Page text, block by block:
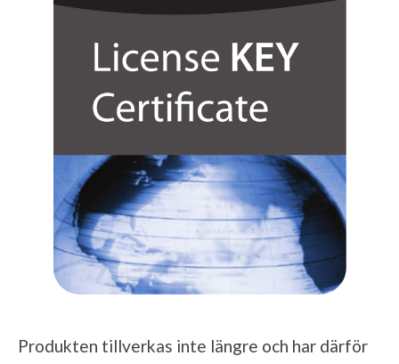
Produkten tillverkas inte längre och har därför